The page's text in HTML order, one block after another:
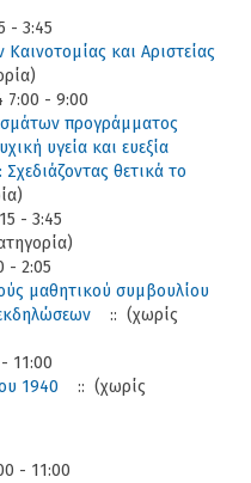
- 3:45
και Αριστείας
7:00 - 9:00
προγράμματος
υγεία και ευεξία
θετικά το
- 3:45
- 2:05
μαθητικού συμβουλίου
:: (χωρίς
11:00
1940
:: (χωρίς
- 11:00